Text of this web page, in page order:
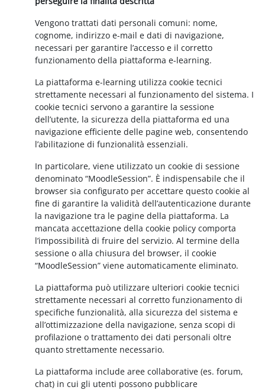
Vengono trattati dati personali comuni: nome,
cognome, indirizzo e-mail e dati di navigazione,
necessari per garantire l’accesso e il corretto
funzionamento della piattaforma e-learning.
La piattaforma e-learning utilizza cookie tecnici
strettamente necessari al funzionamento del sistema. I
cookie tecnici servono a garantire la sessione
dell’utente, la sicurezza della piattaforma ed una
navigazione efficiente delle pagine web, consentendo
l’abilitazione di funzionalità essenziali.
In particolare, viene utilizzato un cookie di sessione
denominato “MoodleSession”. È indispensabile che il
browser sia configurato per accettare questo cookie al
fine di garantire la validità dell’autenticazione durante
la navigazione tra le pagine della piattaforma. La
mancata accettazione della cookie policy comporta
l’impossibilità di fruire del servizio. Al termine della
sessione o alla chiusura del browser, il cookie
“MoodleSession” viene automaticamente eliminato.
La piattaforma può utilizzare ulteriori cookie tecnici
strettamente necessari al corretto funzionamento di
specifiche funzionalità, alla sicurezza del sistema e
all’ottimizzazione della navigazione, senza scopi di
profilazione o trattamento dei dati personali oltre
quanto strettamente necessario.
La piattaforma include aree collaborative (es. forum,
chat) in cui gli utenti possono pubblicare